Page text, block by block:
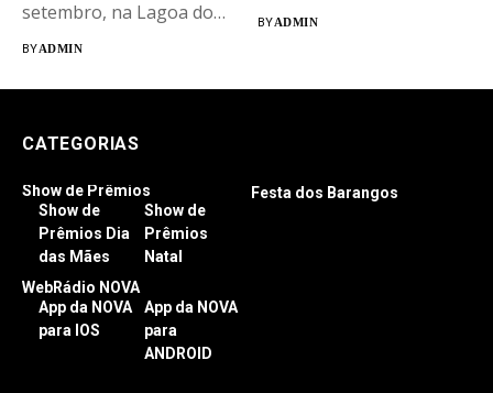
setembro, na Lagoa do
Morro...
BYADMIN
Prefeito Filipe...
BYADMIN
CATEGORIAS
Show de Prêmios
Show de
Prêmios Dia
das Mães
Show de
Prêmios
Natal
Festa dos Barangos
WebRádio NOVA
App da NOVA
para IOS
App da NOVA
para
ANDROID